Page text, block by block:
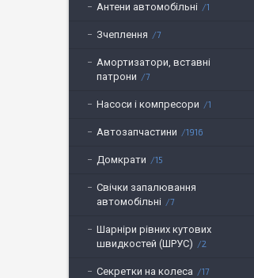
Антени автомобільні 1
Зчеплення 7
Амортизатори, вставні
патрони
7
Насоси і компресори 1
Автозапчастини 1916
Домкрати 15
Свічки запалювання
автомобільні
7
Шарніри рівних кутових
швидкостей (ШРУС)
2
Секретки на колеса 17